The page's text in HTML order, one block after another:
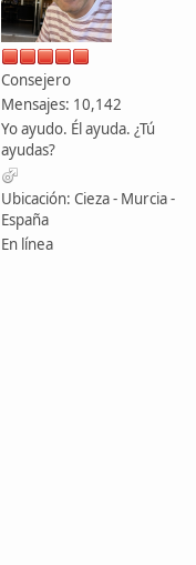
Consejero
Mensajes: 10,142
Yo ayudo. Él ayuda. ¿Tú
ayudas?
Ubicación: Cieza - Murcia -
España
En línea